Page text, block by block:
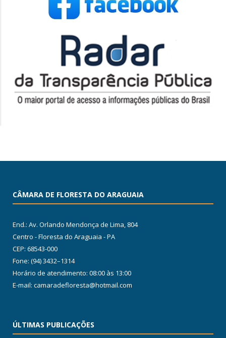
CÂMARA DE FLORESTA DO ARAGUAIA
End.: Av. Orlando Mendonça de Lima, 804
Centro - Floresta do Araguaia - PA
CEP: 68543-000
Fone: (94) 3432–1314
Horário de atendimento: 08:00 às 13:00
E-mail: camaradefloresta@hotmail.com
ÚLTIMAS PUBLICAÇÕES